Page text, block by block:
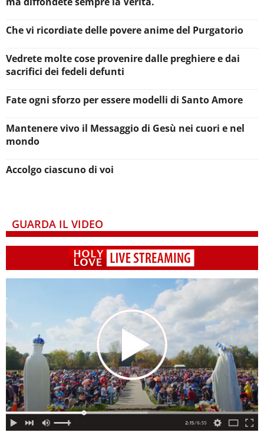
Che vi ricordiate delle povere anime del Purgatorio
Vedrete molte cose provenire dalle preghiere e dai
sacrifici dei fedeli defunti
Fate ogni sforzo per essere modelli di Santo Amore
Mantenere vivo il Messaggio di Gesù nei cuori e nel
mondo
Accolgo ciascuno di voi
GUARDA IL VIDEO